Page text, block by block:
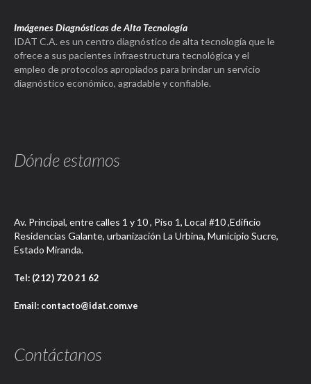
Imágenes Diagnósticas de Alta Tecnología
IDAT C.A. es un centro diagnóstico de alta tecnología que le
ofrece a sus pacientes infraestructura tecnológica y el
empleo de protocolos apropiados para brindar un servicio
diagnóstico económico, agradable y confiable.
Dónde estamos
Av. Principal, entre calles 1 y 10 , Piso 1, Local #10 ,Edificio
Residencias Galante, urbanización La Urbina, Municipio Sucre,
Estado Miranda.
Tel: (212) 720 21 62
Email: contacto@idat.com.ve
Contáctanos